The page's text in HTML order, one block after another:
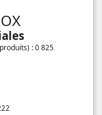
: 0 825